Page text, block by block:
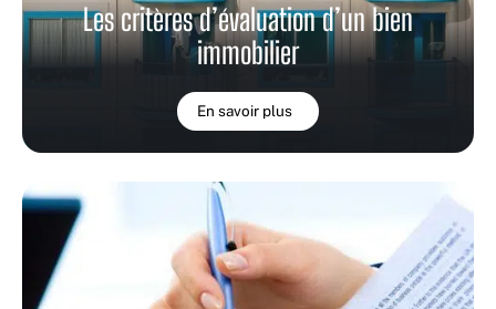
Les critères d’évaluation d’un bien
immobilier
En savoir plus